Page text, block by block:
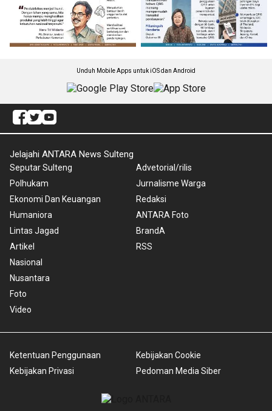
Unduh Mobile Apps untuk iOS dan Android
Jelajahi ANTARA News Sulteng
Seputar Sulteng
Polhukam
Ekonomi Dan Keuangan
Humaniora
Lintas Jagad
Artikel
Nasional
Nusantara
Foto
Video
Advetorial/rilis
Jurnalisme Warga
Redaksi
ANTARA Foto
BrandA
RSS
Ketentuan Penggunaan
Kebijakan Privasi
Kebijakan Cookie
Pedoman Media Siber